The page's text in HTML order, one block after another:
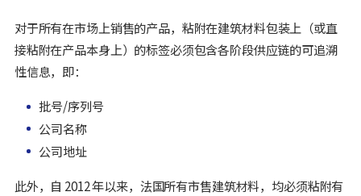
对于所有在市场上销售的产品，粘附在建筑材料包装上（或直
接粘附在产品本身上）的标签必须包含各阶段供应链的可追溯
性信息，即：
批号/序列号
公司名称
公司地址
此外，自 2012 年以来，法国所有市售建筑材料，均必须粘附有